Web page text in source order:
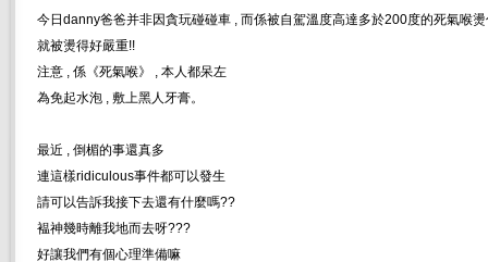
今日danny爸爸并非因貪玩碰碰車 , 而係被自駕溫度高達多於200度的死氣喉
就被燙得好嚴重!!
注意 , 係《死氣喉》 , 本人都呆左
為免起水泡 , 敷上黑人牙膏。
最近 , 倒楣的事還真多
連這樣ridiculous事件都可以發生
請可以告訴我接下去還有什麼嗎??
褞神幾時離我地而去呀???
好讓我們有個心理準備嘛